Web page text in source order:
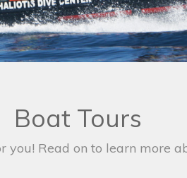
Boat Tours
you! Read on to learn more